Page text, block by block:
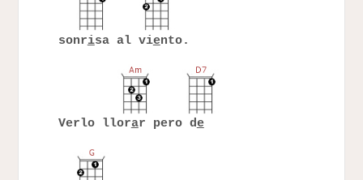
sonrisa al viento.
Verlo llorar pero de